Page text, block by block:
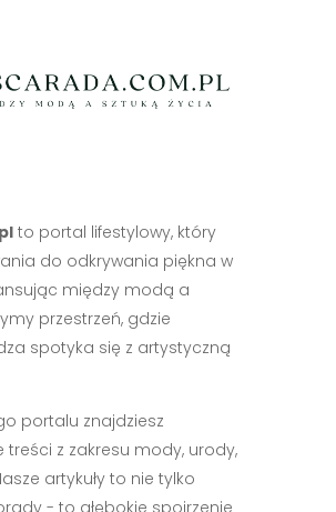
to portal lifestylowy, który
do odkrywania piękna w
między modą a
przestrzeń, gdzie
spotyka się z artystyczną
portalu znajdziesz
treści z zakresu mody, urody,
artykuły to nie tylko
- to głębokie spojrzenie